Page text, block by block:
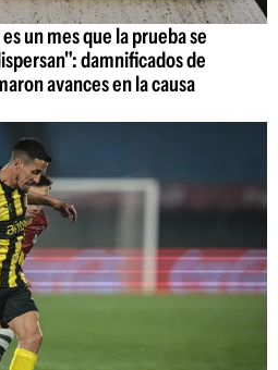
un mes que la prueba se
damnificados de
avances en la causa